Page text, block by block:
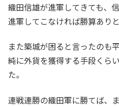
織田信雄が進軍してきても、
進軍してこなければ勝算あり
また築城が困ると言ったのも
純に外貨を獲得する手段くら
た。
連戦連勝の織田軍に勝てば、